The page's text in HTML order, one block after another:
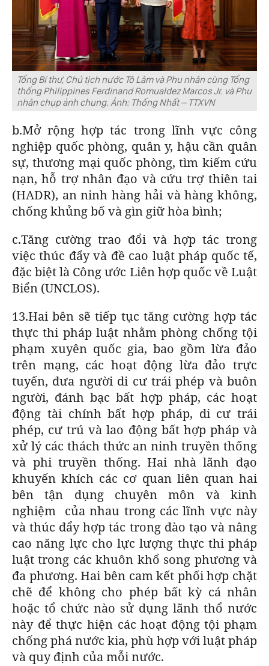
Tổng Bí thư, Chủ tịch nước Tô Lâm và Phu nhân cùng Tổng
thống Philippines Ferdinand Romualdez Marcos Jr. và Phu
nhân chụp ảnh chung. Ảnh: Thống Nhất – TTXVN
b.Mở rộng hợp tác trong lĩnh vực công
nghiệp quốc phòng, quân y, hậu cần quân
sự, thương mại quốc phòng, tìm kiếm cứu
nạn, hỗ trợ nhân đạo và cứu trợ thiên tai
(HADR), an ninh hàng hải và hàng không,
chống khủng bố và gìn giữ hòa bình;
c.Tăng cường trao đổi và hợp tác trong
việc thúc đẩy và đề cao luật pháp quốc tế,
đặc biệt là Công ước Liên hợp quốc về Luật
Biển (UNCLOS).
13.Hai bên sẽ tiếp tục tăng cường hợp tác
thực thi pháp luật nhằm phòng chống tội
phạm xuyên quốc gia, bao gồm lừa đảo
trên mạng, các hoạt động lừa đảo trực
tuyến, đưa người di cư trái phép và buôn
người, đánh bạc bất hợp pháp, các hoạt
động tài chính bất hợp pháp, di cư trái
phép, cư trú và lao động bất hợp pháp và
xử lý các thách thức an ninh truyền thống
và phi truyền thống. Hai nhà lãnh đạo
khuyến khích các cơ quan liên quan hai
bên tận dụng chuyên môn và kinh
nghiệm của nhau trong các lĩnh vực này
và thúc đẩy hợp tác trong đào tạo và nâng
cao năng lực cho lực lượng thực thi pháp
luật trong các khuôn khổ song phương và
đa phương. Hai bên cam kết phối hợp chặt
chẽ để không cho phép bất kỳ cá nhân
hoặc tổ chức nào sử dụng lãnh thổ nước
này để thực hiện các hoạt động tội phạm
chống phá nước kia, phù hợp với luật pháp
và quy định của mỗi nước.